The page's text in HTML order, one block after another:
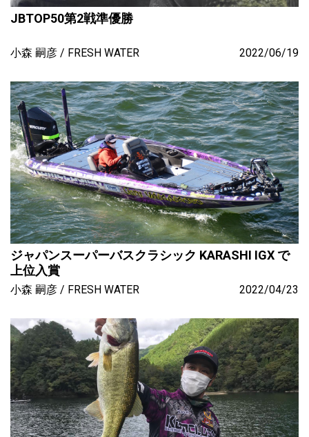
JBTOP50第2戦準優勝
小森 嗣彦 FRESH WATER 2022/06/19
ジャパンスーパーバスクラシック KARASHI IGX で
上位入賞
小森 嗣彦 FRESH WATER 2022/04/23